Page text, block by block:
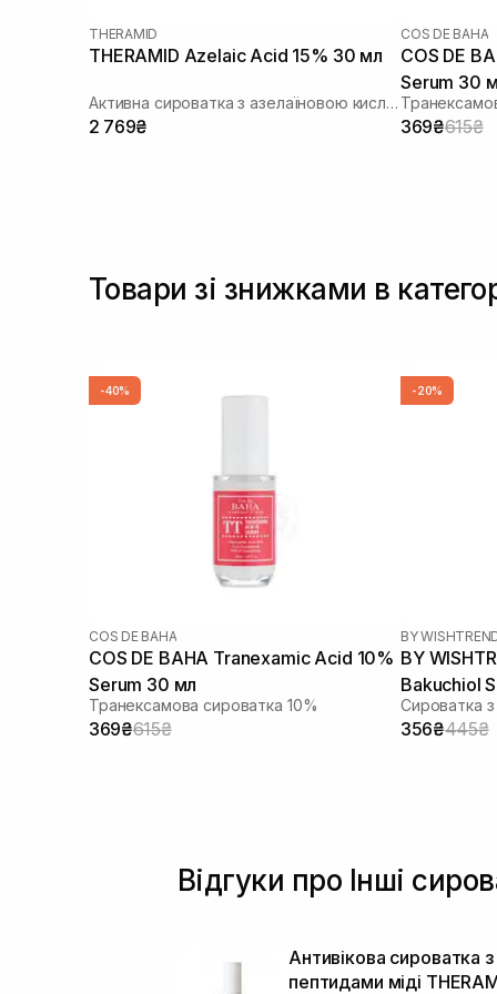
THERAMID
THERAMID Azelaic Acid 15% 30 мл
Активна сироватка з азелаїновою кислотою
2 769₴
COS DE BAHA
COS DE
Serum 30
369₴615₴
Товари зі знижками в
-40%
COS DE BAHA
COS DE BAHA Tranexamic Acid 10%
Serum 30 мл
Транексамова сироватка 10%
369₴615₴
-20%
BY
BY
Bakuchiol
Сироватка з
356₴445₴
Відгуки про Інші
Антивікова сироватка з
пептидами міді